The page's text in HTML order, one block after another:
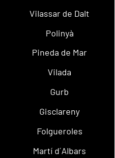
Vilassar de Dalt
Polinyà
Pineda de Mar
Vilada
Gurb
Gisclareny
Folgueroles
Martí d´Albars